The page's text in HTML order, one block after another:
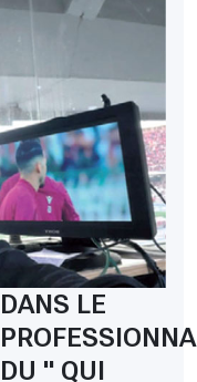
DANS LE
DU " QUI